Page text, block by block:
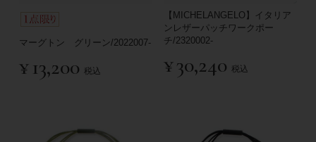
マーグトン グリーン/2022007-
¥ 13,200 税込
【MICHELANGELO】イタリア
ンレザーパッチワークポー
チ/2320002-
¥30,240 税込